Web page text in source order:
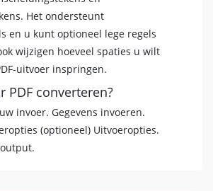
Het ondersteunt
en u kunt optioneel lege regels
wijzigen hoeveel spaties u wilt
uitvoer inspringen.
PDF converteren?
invoer. Gegevens invoeren.
(optioneel) Uitvoeropties.